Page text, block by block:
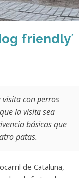
friendly´
con perros
la visita sea
básicas que
patas.
de Cataluña,